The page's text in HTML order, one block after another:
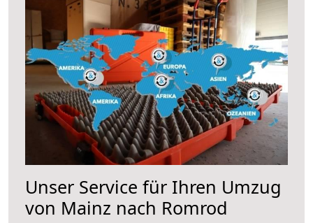
Unser Service für Ihren Umzug
von Mainz nach Romrod